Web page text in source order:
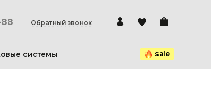
Обратный звонок
системы sale